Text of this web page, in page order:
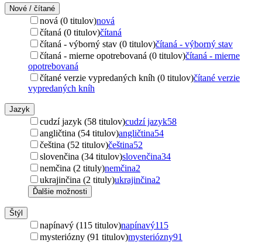
Nové / čítané
nová (0 titulov)nová
čítaná (0 titulov)čítaná
čítaná - výborný stav (0 titulov)čítaná - výborný stav
čítaná - mierne opotrebovaná (0 titulov)čítaná - mierne
opotrebovaná
čítané verzie vypredaných kníh (0 titulov)čítané verzie
vypredaných kníh
Jazyk
cudzí jazyk (58 titulov)cudzí jazyk58
angličtina (54 titulov)angličtina54
čeština (52 titulov)čeština52
slovenčina (34 titulov)slovenčina34
nemčina (2 tituly)nemčina2
ukrajinčina (2 tituly)ukrajinčina2
Ďalšie možnosti
Štýl
napínavý (115 titulov)napínavý115
mysteriózny (91 titulov)mysteriózny91